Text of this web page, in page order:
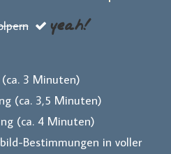
yeah!
3 Minuten)
(ca. 3,5 Minuten)
(ca. 4 Minuten)
Bestimmungen in voller